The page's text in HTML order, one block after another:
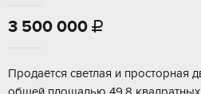
3 500 000 
Пpoдaётcя свeтлaя и просторнaя